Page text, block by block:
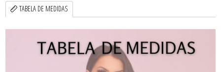
TABELA DE MEDIDAS